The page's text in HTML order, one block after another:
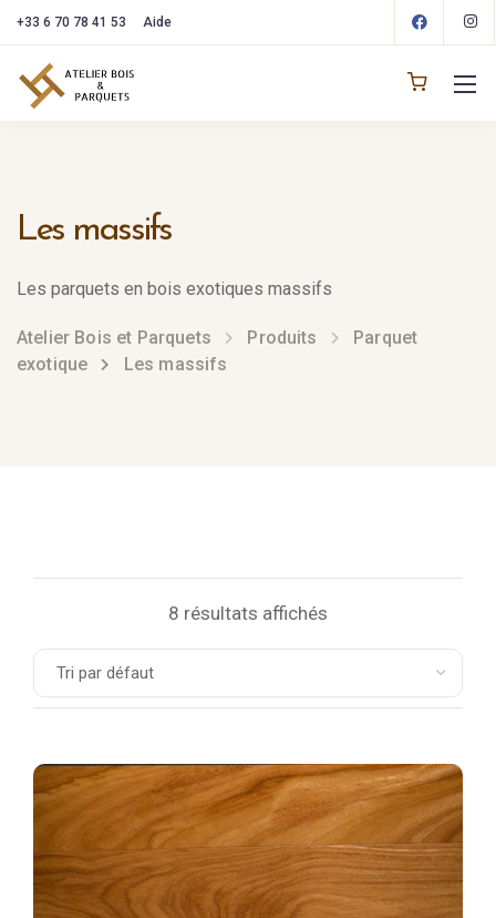
+33 6 70 78 41 53 Aide
Les massifs
Les parquets en bois exotiques massifs
Atelier Bois et Parquets Produits
Parquet
exotique
Les massifs
8 résultats affichés